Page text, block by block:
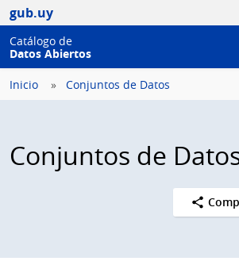
gub.uy
Catálogo de
Datos Abiertos
Inicio Conjuntos de Datos
Conjuntos de